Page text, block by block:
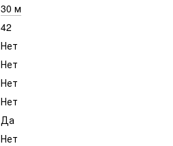
30 м
42
Нет
Нет
Нет
Нет
Да
Нет